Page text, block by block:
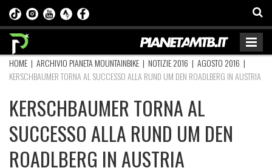
HOME | ARCHIVIO PIANETA MOUNTAINBIKE | NOTIZIE 2016 | AGOSTO 2016 |
KERSCHBAUMER TORNA AL SUCCESSO ALLA RUND UM DEN ROADLBERG IN AUSTRIA
KERSCHBAUMER TORNA AL
SUCCESSO ALLA RUND UM DEN
ROADLBERG IN AUSTRIA